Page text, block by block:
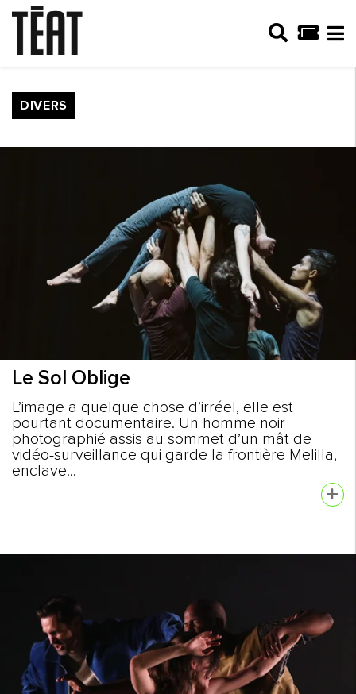
DIVERS
Le Sol Oblige
L’image a quelque chose d’irréel, elle est
pourtant documentaire. Un homme noir
photographié assis au sommet d’un mât de
vidéo-surveillance qui garde la frontière Melilla,
enclave...